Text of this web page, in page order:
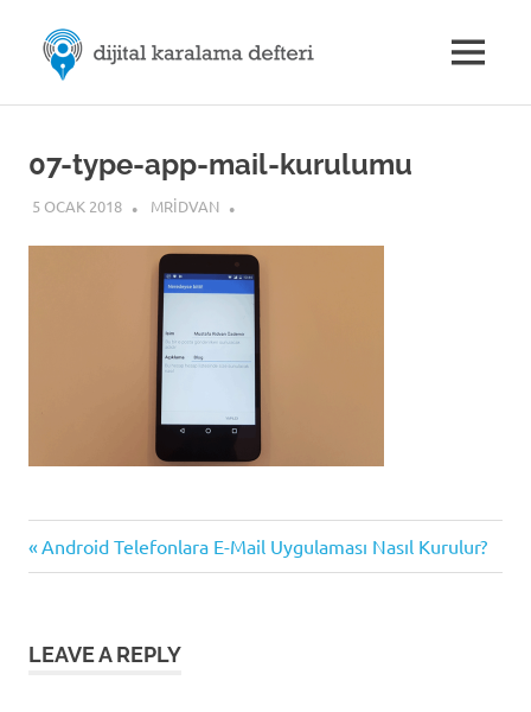
content
M.Rıdvan
ÖZDEMİR
|
MENU
07-type-app-mail-kurulumu
5 OCAK 2018 MRIDVAN
Yazı
Previous
Post:
Android Telefonlara E-Mail Uygulaması Nasıl Kurulur?
LEAVE A REPLY